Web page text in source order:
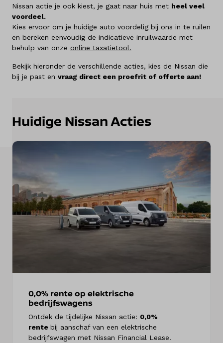
Vestigingen
Merken
Over ons
Land
Nederland
Nederlands
Nissan actie je ook kiest, je gaat naar huis met heel veel
voordeel.
Kies ervoor om je huidige auto voordelig bij ons in te ruilen
en bereken eenvoudig de indicatieve inruilwaarde met
behulp van onze online taxatietool.
Bekijk hieronder de verschillende acties, kies de Nissan die
bij je past en vraag direct een proefrit of offerte aan!
Huidige Nissan Acties
0,0% rente op elektrische
bedrijfswagens
Ontdek de tijdelijke Nissan actie: 0,0%
rente bij aanschaf van een elektrische
bedrijfswagen met Nissan Financial Lease.